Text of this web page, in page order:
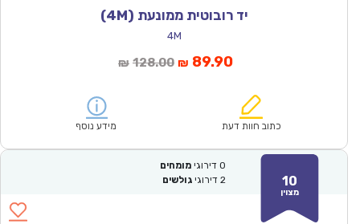
יד רובוטית ממונעת (4M)
4M
₪ 128.00המחיר
₪128.00.
₪ 89.90המחיר
הוא:
כתוב חוות דעת מידע נוסף
10
מצוין
0 דירוגי מומחים
2 דירוגי גולשים